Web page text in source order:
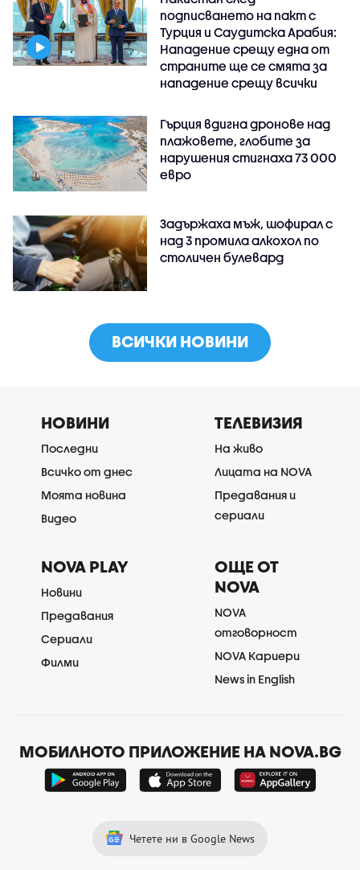
подписването на пакт с
Турция и Саудитска Арабия:
Нападение срещу една от
страните ще се смята за
нападение срещу всички
Гърция вдигна дронове над
плажовете, глобите за
нарушения стигнаха 73 000
евро
Задържаха мъж, шофирал с
над 3 промила алкохол по
столичен булевард
ВСИЧКИ НОВИНИ
НОВИНИ
Последни
Всичко от днес
Моята новина
Видео
ТЕЛЕВИЗИЯ
На живо
Лицата на NOVA
Предавания и
сериали
NOVA PLAY
Новини
Предавания
Сериали
Филми
ОЩЕ ОТ
NOVA
NOVA
отговорност
NOVA Кариери
News in English
МОБИЛНОТО ПРИЛОЖЕНИЕ НА NOVA.BG
Четете ни в Google News